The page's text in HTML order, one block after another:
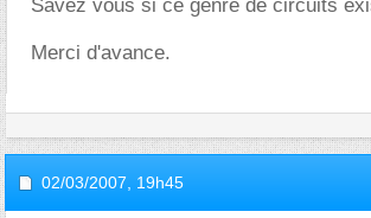
Savez vous si ce genre de circuits
Merci d'avance.
02/03/2007, 19h45